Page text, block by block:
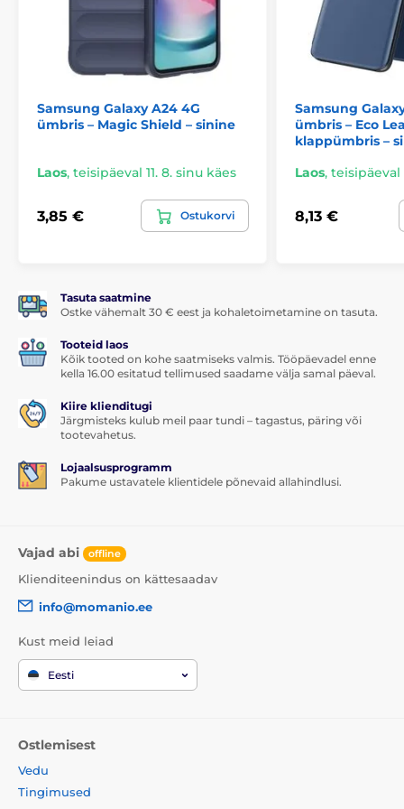
Samsung Galaxy A24 4G
ümbris – Magic Shield – sinine
Laos, teisipäeval 11. 8. sinu käes
3,85 € Ostukorvi
Samsung
ümbris – Eco
klappümbris –
Laos, teisipäeval
8,13 €
Tasuta saatmine
Ostke vähemalt 30 € eest ja kohaletoimetamine on tasuta.
Tooteid laos
Kõik tooted on kohe saatmiseks valmis. Tööpäevadel enne
kella 16.00 esitatud tellimused saadame välja samal päeval.
Kiire klienditugi
Järgmisteks kulub meil paar tundi – tagastus, päring või
tootevahetus.
Lojaalsusprogramm
Pakume ustavatele klientidele põnevaid allahindlusi.
Vajad abi offline
Klienditeenindus on kättesaadav
info@momanio.ee
Kust meid leiad
Eesti
Ostlemisest
Vedu
Tingimused